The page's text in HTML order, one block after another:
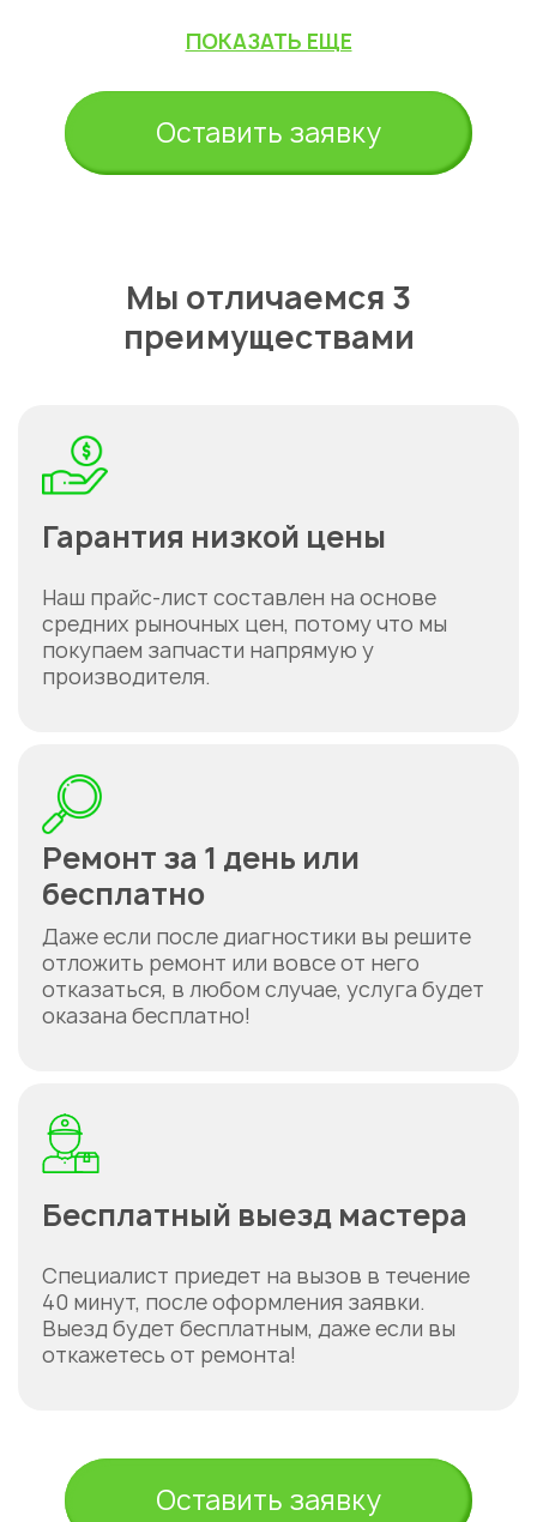
ПОКАЗАТЬ ЕЩЕ
Оставить заявку
Мы отличаемся 3
преимуществами
Гарантия низкой цены
Наш прайс-лист составлен на основе
средних рыночных цен, потому что мы
покупаем запчасти напрямую у
производителя.
Ремонт за 1 день или
бесплатно
Даже если после диагностики вы решите
отложить ремонт или вовсе от него
отказаться, в любом случае, услуга будет
оказана бесплатно!
Бесплатный выезд мастера
Специалист приедет на вызов в течение
40 минут, после оформления заявки.
Выезд будет бесплатным, даже если вы
откажетесь от ремонта!
Оставить заявку